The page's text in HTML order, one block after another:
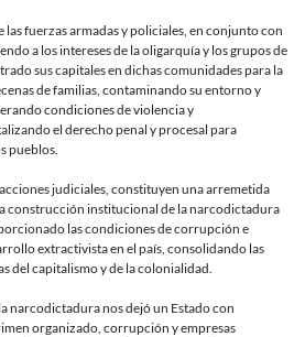
fuerzas armadas y policiales, en conjunto con
a los intereses de la oligarquía y los grupos de
sus capitales en dichas comunidades para la
de familias, contaminando su entorno y
condiciones de violencia y
el derecho penal y procesal para
pueblos.
judiciales, constituyen una arremetida
construcción institucional de la narcodictadura
las condiciones de corrupción e
extractivista en el país, consolidando las
del capitalismo y de la colonialidad.
nos dejó un Estado con
organizado, corrupción y empresas